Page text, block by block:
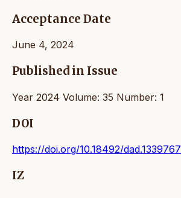
Acceptance Date
June 4, 2024
Published in Issue
Year 2024 Volume: 35 Number: 1
DOI
https://doi.org/10.18492/dad.1339767
IZ